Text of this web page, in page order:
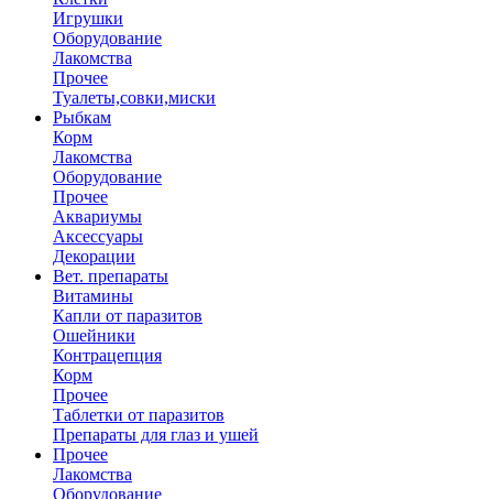
Игрушки
Оборудование
Лакомства
Прочее
Туалеты,совки,миски
Рыбкам
Корм
Лакомства
Оборудование
Прочее
Аквариумы
Аксессуары
Декорации
Вет. препараты
Витамины
Капли от паразитов
Ошейники
Контрацепция
Корм
Прочее
Таблетки от паразитов
Препараты для глаз и ушей
Прочее
Лакомства
Оборудование